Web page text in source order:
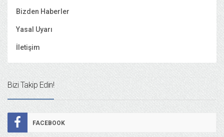
Bizden Haberler
Yasal Uyarı
İletişim
Bizi Takip Edin!
FACEBOOK